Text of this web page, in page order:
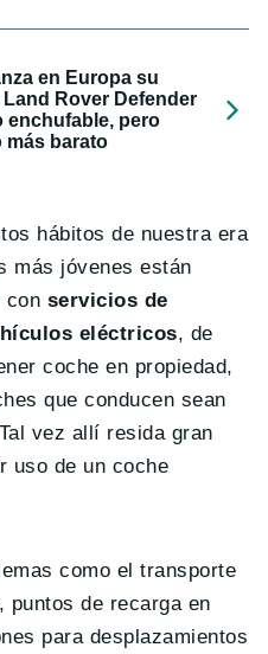
en Europa su
Rover Defender
enchufable, pero
más barato
hábitos de nuestra era
más jóvenes están
con servicios de
eléctricos, de
coche en propiedad,
que conducen sean
vez allí resida gran
uso de un coche
como el transporte
puntos de recarga en
para desplazamientos